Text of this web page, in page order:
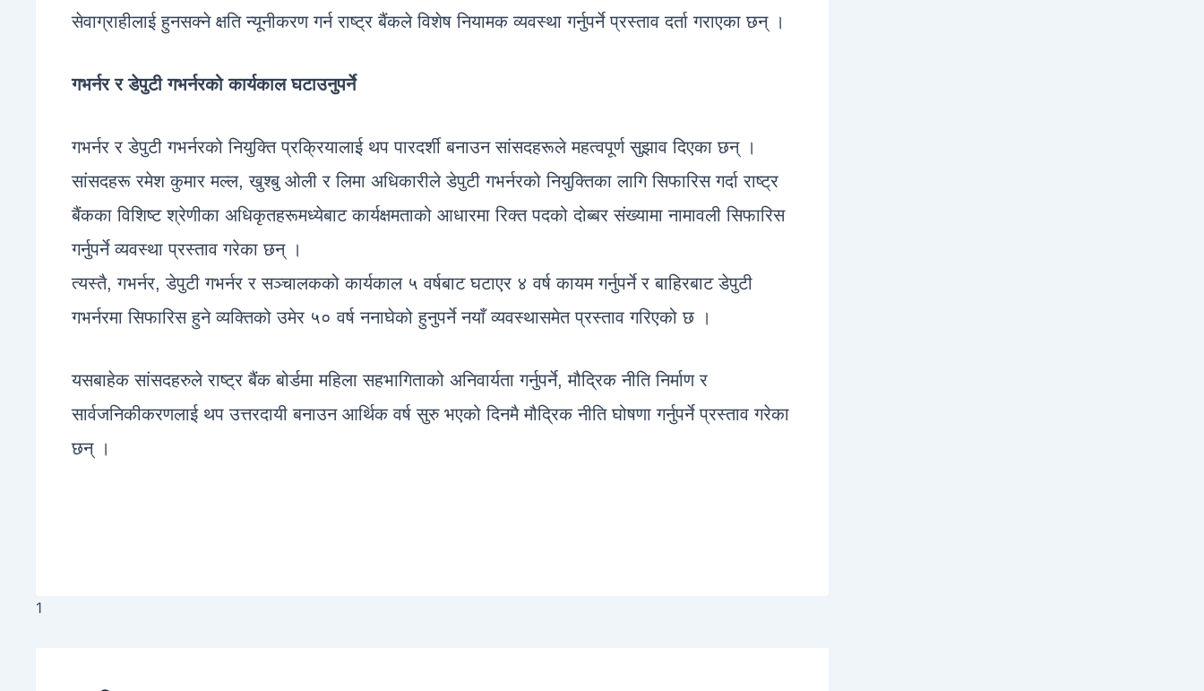
सेवाग्राहीलाई हुनसक्ने क्षति न्यूनीकरण गर्न राष्ट्र बैंकले विशेष नियामक व्यवस्था गर्नुपर्ने प्रस्ताव दर्ता गराएका छन् ।
गभर्नर र डेपुटी गभर्नरको कार्यकाल घटाउनुपर्ने
गभर्नर र डेपुटी गभर्नरको नियुक्ति प्रक्रियालाई थप पारदर्शी बनाउन सांसदहरूले महत्वपूर्ण सुझाव दिएका छन् ।
सांसदहरू रमेश कुमार मल्ल, खुश्बु ओली र लिमा अधिकारीले डेपुटी गभर्नरको नियुक्तिका लागि सिफारिस गर्दा राष्ट्र
बैंकका विशिष्ट श्रेणीका अधिकृतहरूमध्येबाट कार्यक्षमताको आधारमा रिक्त पदको दोब्बर संख्यामा नामावली सिफारिस
गर्नुपर्ने व्यवस्था प्रस्ताव गरेका छन् ।
त्यस्तै, गभर्नर, डेपुटी गभर्नर र सञ्चालकको कार्यकाल ५ वर्षबाट घटाएर ४ वर्ष कायम गर्नुपर्ने र बाहिरबाट डेपुटी
गभर्नरमा सिफारिस हुने व्यक्तिको उमेर ५० वर्ष ननाघेको हुनुपर्ने नयाँ व्यवस्थासमेत प्रस्ताव गरिएको छ ।
यसबाहेक सांसदहरुले राष्ट्र बैंक बोर्डमा महिला सहभागिताको अनिवार्यता गर्नुपर्ने, मौद्रिक नीति निर्माण र
सार्वजनिकीकरणलाई थप उत्तरदायी बनाउन आर्थिक वर्ष सुरु भएको दिनमै मौद्रिक नीति घोषणा गर्नुपर्ने प्रस्ताव गरेका
छन् ।
1